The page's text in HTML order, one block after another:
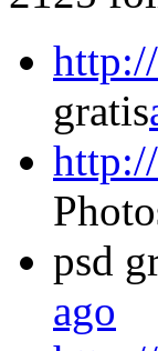
gratis
psd
ago